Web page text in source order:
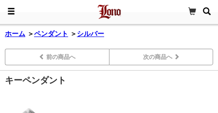
ホーム ＞ペンダント ＞ シルバー
前の商品へ 次の商品へ
キーペンダント